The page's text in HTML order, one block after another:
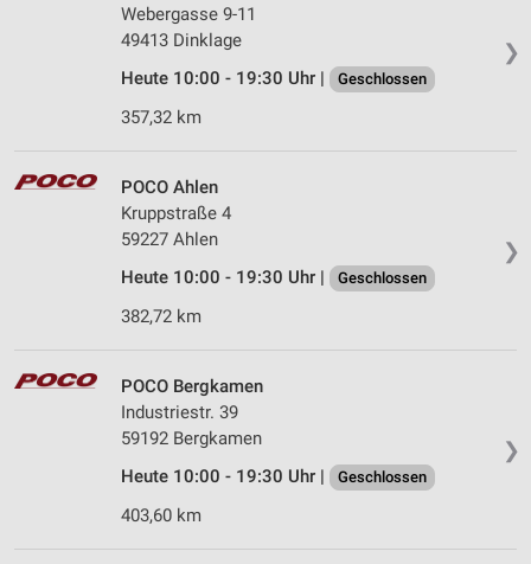
❯
Webergasse 9-11
49413 Dinklage
Heute 10:00 - 19:30 Uhr |
Geschlossen
357,32 km
❯
POCO Ahlen
Kruppstraße 4
59227 Ahlen
Heute 10:00 - 19:30 Uhr |
Geschlossen
382,72 km
❯
POCO Bergkamen
Industriestr. 39
59192 Bergkamen
Heute 10:00 - 19:30 Uhr |
Geschlossen
403,60 km